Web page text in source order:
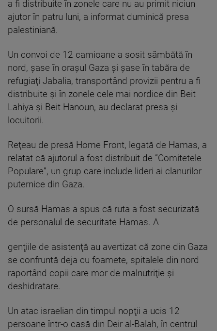
a fi distribuite în zonele care nu au primit niciun
ajutor în patru luni, a informat duminică presa
palestiniană.
Un convoi de 12 camioane a sosit sâmbătă în
nord, şase în oraşul Gaza şi şase în tabăra de
refugiaţi Jabalia, transportând provizii pentru a fi
distribuite şi în zonele cele mai nordice din Beit
Lahiya şi Beit Hanoun, au declarat presa şi
locuitorii.
Reţeau de presă Home Front, legată de Hamas, a
relatat că ajutorul a fost distribuit de ”Comitetele
Populare”, un grup care include lideri ai clanurilor
puternice din Gaza.
O sursă Hamas a spus că ruta a fost securizată
de personalul de securitate Hamas. A
genţiile de asistenţă au avertizat că zone din Gaza
se confruntă deja cu foamete, spitalele din nord
raportând copii care mor de malnutriţie şi
deshidratare.
Un atac israelian din timpul nopţii a ucis 12
persoane într-o casă din Deir al-Balah, în centrul